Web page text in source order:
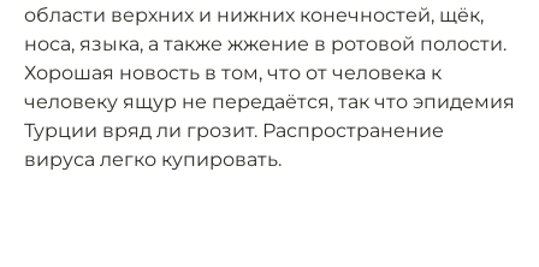
области верхних и нижних конечностей, щёк,
носа, языка, а также жжение в ротовой полости.
Хорошая новость в том, что от человека к
человеку ящур не передаётся, так что эпидемия
Турции вряд ли грозит. Распространение
вируса легко купировать.